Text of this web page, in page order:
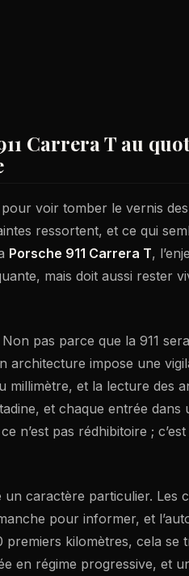
Carrera T au
voir tomber le vernis
ressortent, et ce qui
Porsche 911 Carrera T,
mais doit aussi rester
pas parce que la 911
impose une
millimètre, et la lecture des
et chaque entrée
n’est pas rédhibitoire ;
caractère particulier. Les
pour informer, et
premiers kilomètres, cela
en régime progressive, et